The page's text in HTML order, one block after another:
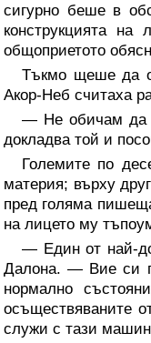
сигурно беше в
конструкцията
общоприетото
Тъкмо щеше да
Акор-Неб считаха
— Не обичам да
докладва той и
Големите по
материя; върху
пред голяма
на лицето му
— Един от най-
Далона. — Вие си
нормално
осъществяваните
служи с тази